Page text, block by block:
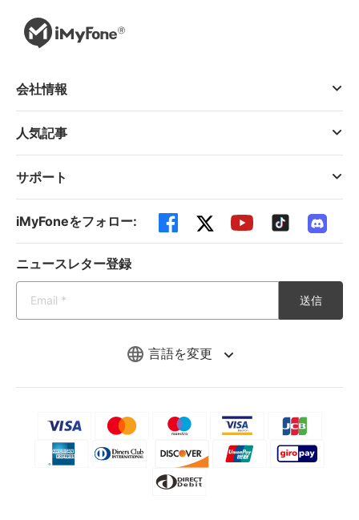
言語を変更
会社情報
人気記事
サポート
iMyFoneをフォロー:
ニュースレター登録
送信